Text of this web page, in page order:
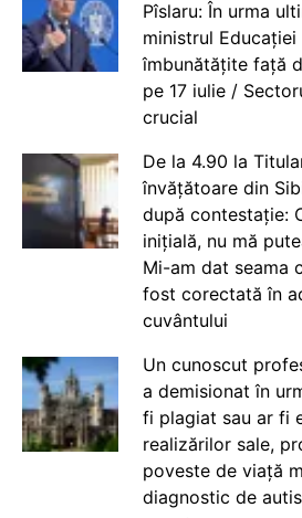
Pîslaru: În urma
ministrul
îmbunătățite față
pe 17 iulie /
crucial
De la 4.90 la
învățătoare din
după contestație:
inițială, nu mă
Mi-am dat seama
fost corectată în
cuvântului
Un cunoscut
a demisionat în
fi plagiat sau ar fi
realizărilor sale,
poveste de viață
diagnostic de